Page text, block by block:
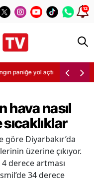
12
paniğe yol açtı
hava nasıl
Diyarbakır’da
üzerine çıkıyor.
derece artması
34 derece